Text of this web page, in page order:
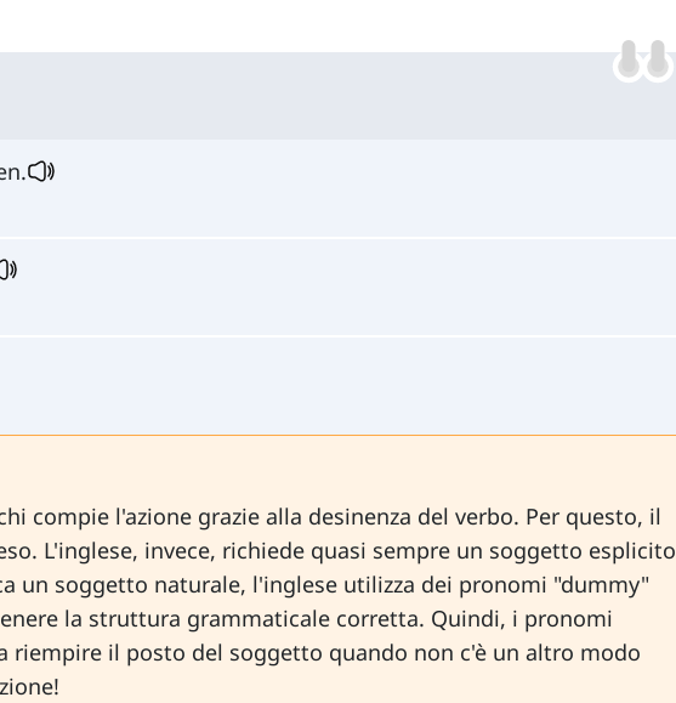
compie l'azione grazie alla desinenza del verbo. Per questo, il
L'inglese, invece, richiede quasi sempre un soggetto esplicito
un soggetto naturale, l'inglese utilizza dei pronomi "dummy"
la struttura grammaticale corretta. Quindi, i pronomi
riempire il posto del soggetto quando non c'è un altro modo